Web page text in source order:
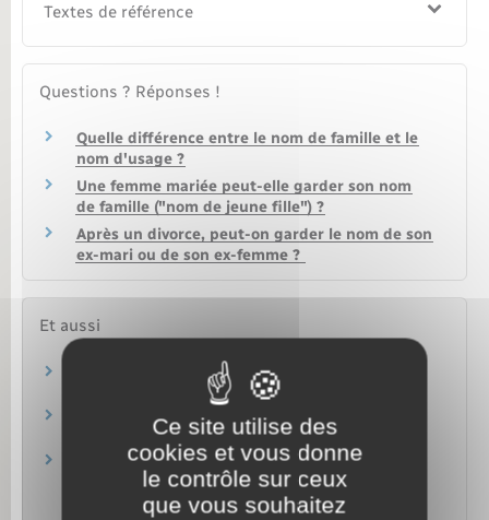
Seniors
Transports
Voirie et espace public
Textes de référence
Questions ? Réponses !
Quelle différence entre le nom de famille et le
nom d'usage ?
Une femme mariée peut-elle garder son nom
de famille ("nom de jeune fille") ?
Après un divorce, peut-on garder le nom de son
ex-mari ou de son ex-femme ?
Et aussi
Papiers – Citoyenneté – Élections
Papiers – Citoyenneté – Élections
Nom d'usage : utilisation du nom de sa femme
ou de son mari
Papiers – Citoyenneté – Élections
Ce site utilise des
cookies et vous donne
le contrôle sur ceux
que vous souhaitez